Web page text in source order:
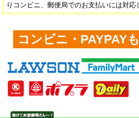
りコンビニ、郵便局でのお支払いには対応
コンビニ・PAYPAY